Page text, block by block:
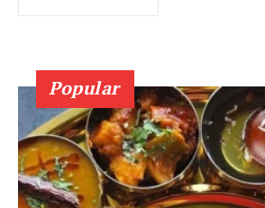
Popular